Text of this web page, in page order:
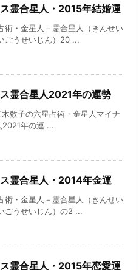
霊合星人・2015年結婚運
術・金星人－霊合星人（きんせい
ごうせいじん）20 ...
霊合星人2021年の運勢
数子の六星占術・金星人マイナ
2021年の運 ...
霊合星人・2014年金運
術・金星人－霊合星人（きんせい
ごうせいじん）の2 ...
霊合星人・2015年恋愛運